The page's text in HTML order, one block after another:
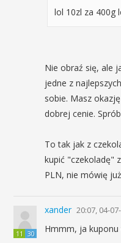
lol 10zl za 400g
Nie obraź się, ale
jedne z
sobie. Masz
dobrej cenie.
To tak jak z
kupić "czekoladę"
PLN, nie mówię
11 30
xander 20:07, 04-
Hmmm, ja